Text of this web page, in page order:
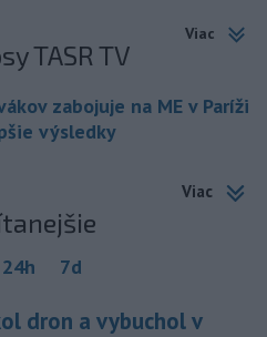
Viac
TASR TV
zabojuje na ME v Paríži
výsledky
Viac
24h 7d
dron a vybuchol v